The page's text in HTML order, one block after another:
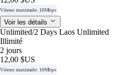
Vitesse maximale: 10Mbps
Voir les détails
Unlimited/2 Days Laos Unlimited
Illimité
2 jours
12,00 $US
Vitesse maximale: 10Mbps